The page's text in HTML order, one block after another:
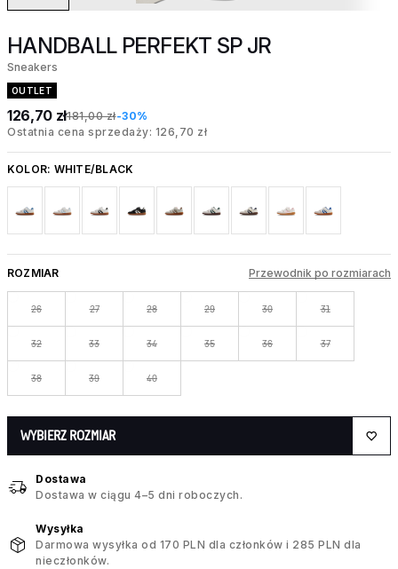
HANDBALL PERFEKT SP JR
Sneakers
OUTLET
126,70 zł181,00 zł-30%
Ostatnia cena sprzedaży: 126,70 zł
KOLOR: WHITE/BLACK
ROZMIAR Przewodnik po rozmiarach
26 27 28 29 30 31
32 33 34 35 36 37
38 39 40
WYBIERZ ROZMIAR
Dostawa
Dostawa w ciągu 4–5 dni roboczych.
Wysyłka
Darmowa wysyłka od 170 PLN dla członków i 285 PLN dla
nieczłonków.